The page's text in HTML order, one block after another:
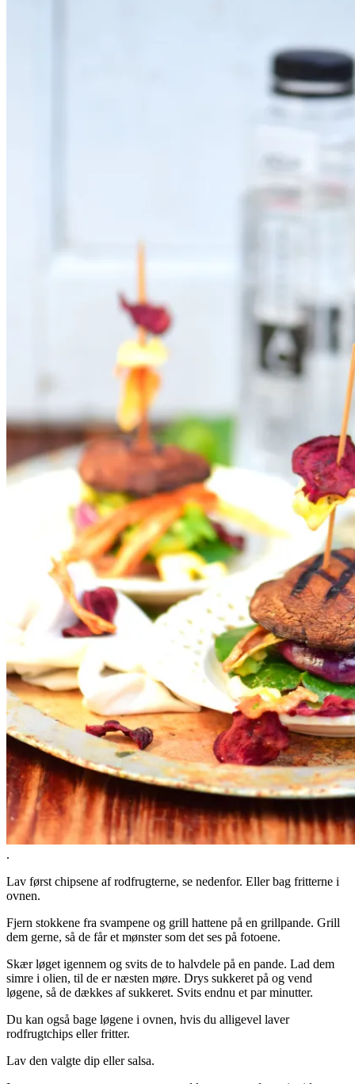
.
Lav først chipsene af rodfrugterne, se nedenfor. Eller bag fritterne i
ovnen.
Fjern stokkene fra svampene og grill hattene på en grillpande. Grill
dem gerne, så de får et mønster som det ses på fotoene.
Skær løget igennem og svits de to halvdele på en pande. Lad dem
simre i olien, til de er næsten møre. Drys sukkeret på og vend
løgene, så de dækkes af sukkeret. Svits endnu et par minutter.
Du kan også bage løgene i ovnen, hvis du alligevel laver
rodfrugtchips eller fritter.
Lav den valgte dip eller salsa.